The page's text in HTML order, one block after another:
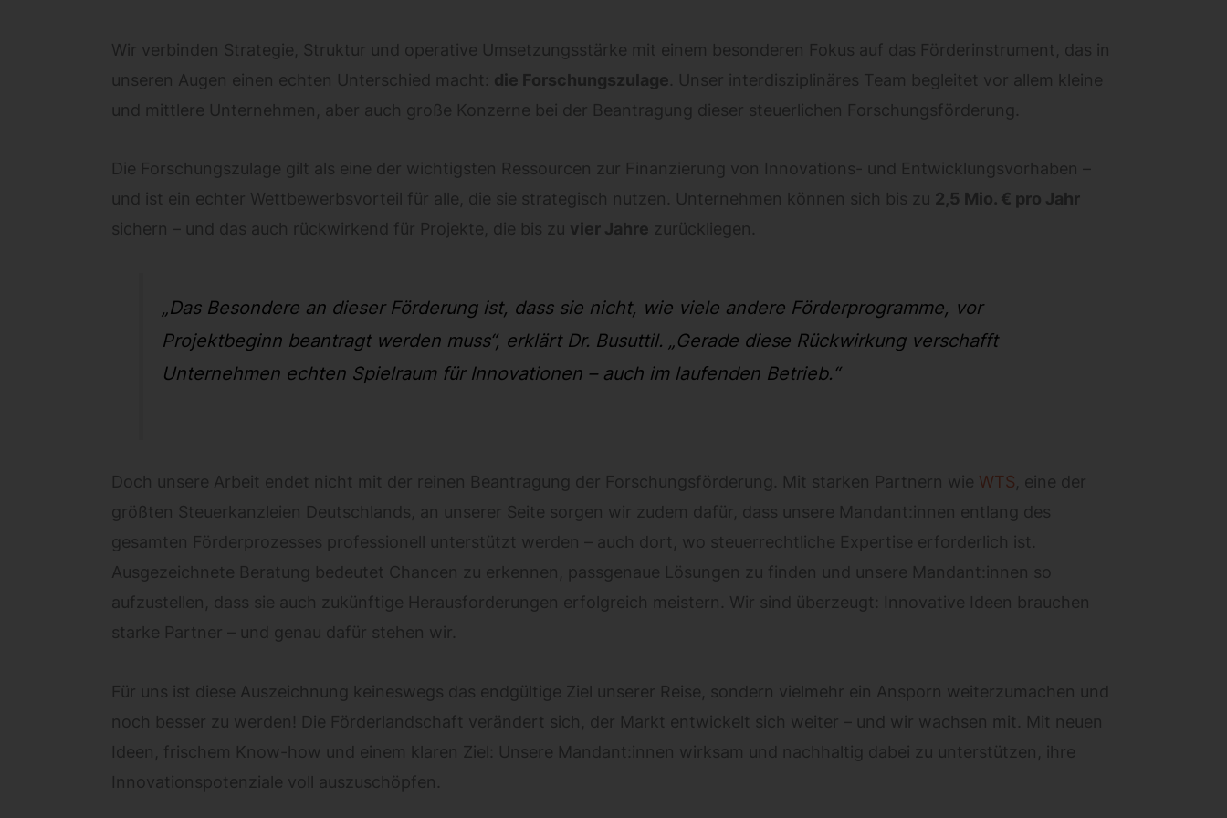
Wir verbinden Strategie, Struktur und operative Umsetzungsstärke mit einem besonderen Fokus auf das Förderinstrument, das in
unseren Augen einen echten Unterschied macht: die Forschungszulage. Unser interdisziplinäres Team begleitet vor allem kleine
und mittlere Unternehmen, aber auch große Konzerne bei der Beantragung dieser steuerlichen Forschungsförderung.
Die Forschungszulage gilt als eine der wichtigsten Ressourcen zur Finanzierung von Innovations- und Entwicklungsvorhaben –
und ist ein echter Wettbewerbsvorteil für alle, die sie strategisch nutzen. Unternehmen können sich bis zu 2,5 Mio. € pro Jahr
sichern – und das auch rückwirkend für Projekte, die bis zu vier Jahre zurückliegen.
„Das Besondere an dieser Förderung ist, dass sie nicht, wie viele andere Förderprogramme, vor
Projektbeginn beantragt werden muss“, erklärt Dr. Busuttil. „Gerade diese Rückwirkung verschafft
Unternehmen echten Spielraum für Innovationen – auch im laufenden Betrieb.“
Doch unsere Arbeit endet nicht mit der reinen Beantragung der Forschungsförderung. Mit starken Partnern wie WTS, eine der
größten Steuerkanzleien Deutschlands, an unserer Seite sorgen wir zudem dafür, dass unsere Mandant:innen entlang des
gesamten Förderprozesses professionell unterstützt werden – auch dort, wo steuerrechtliche Expertise erforderlich ist.
Ausgezeichnete Beratung bedeutet Chancen zu erkennen, passgenaue Lösungen zu finden und unsere Mandant:innen so
aufzustellen, dass sie auch zukünftige Herausforderungen erfolgreich meistern. Wir sind überzeugt: Innovative Ideen brauchen
starke Partner – und genau dafür stehen wir.
Für uns ist diese Auszeichnung keineswegs das endgültige Ziel unserer Reise, sondern vielmehr ein Ansporn weiterzumachen und
noch besser zu werden! Die Förderlandschaft verändert sich, der Markt entwickelt sich weiter – und wir wachsen mit. Mit neuen
Ideen, frischem Know-how und einem klaren Ziel: Unsere Mandant:innen wirksam und nachhaltig dabei zu unterstützen, ihre
Innovationspotenziale voll auszuschöpfen.